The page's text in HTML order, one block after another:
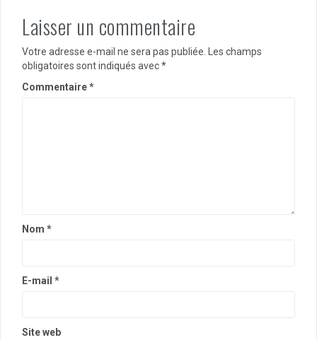
Laisser un commentaire
Votre adresse e-mail ne sera pas publiée. Les champs
obligatoires sont indiqués avec*
Commentaire*
Nom *
E-mail *
Site web